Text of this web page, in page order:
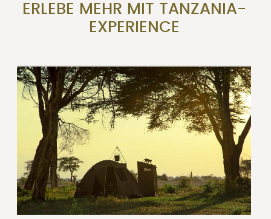
ERLEBE MEHR MIT TANZANIA-
EXPERIENCE